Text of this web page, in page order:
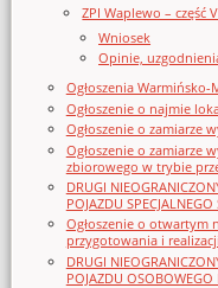
ZPI Waplewo – część
Wniosek
Opinie,
Ogłoszenia
Ogłoszenie o najmie
Ogłoszenie o zamiarze
Ogłoszenie o zamiarze
zbiorowego w trybie
DRUGI
POJAZDU
Ogłoszenie o otwartym
przygotowania i
DRUGI
POJAZDU